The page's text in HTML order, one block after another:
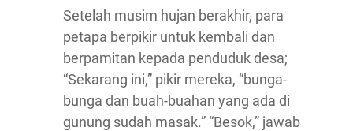
Setelah musim hujan berakhir, para
petapa berpikir untuk kembali dan
berpamitan kepada penduduk desa;
“Sekarang ini,” pikir mereka, “bunga-
bunga dan buah-buahan yang ada di
gunung sudah masak.” “Besok,” jawab